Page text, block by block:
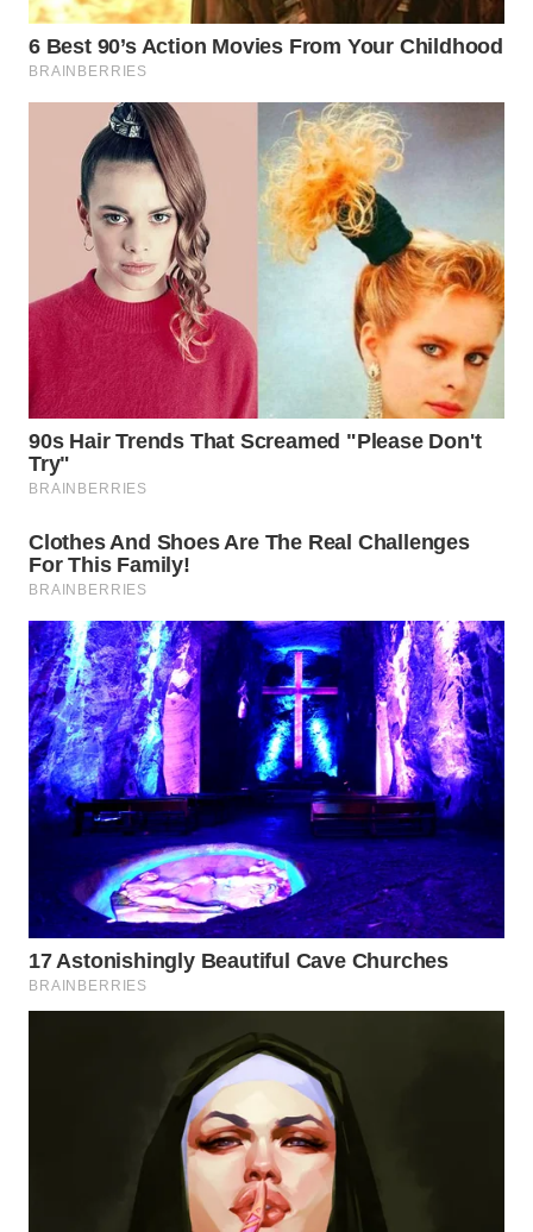
WAHANA
OTOMOTIF
WAHANA
HEALTH
WAHANA
DESA
WISATA
LAPAK
WAHANA
Wahana
Network
MASYARAKAT
KELISTRIKAN
WALINKI
ID
MAWAKA
ID
MARTABAT
NET
PLN
WATCH